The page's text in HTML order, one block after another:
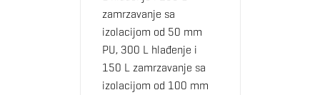
zamrzavanje sa
izolacijom od 50 mm
PU, 300 L hlađenje i
150 L zamrzavanje sa
izolacijom od 100 mm